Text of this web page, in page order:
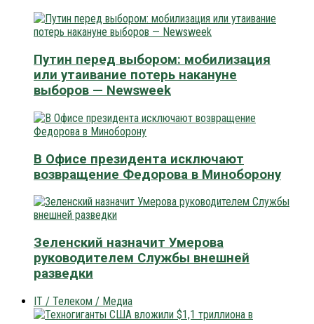
Путин перед выбором: мобилизация
или утаивание потерь накануне
выборов — Newsweek
В Офисе президента исключают
возвращение Федорова в Миноборону
Зеленский назначит Умерова
руководителем Службы внешней
разведки
IT / Телеком / Медиа